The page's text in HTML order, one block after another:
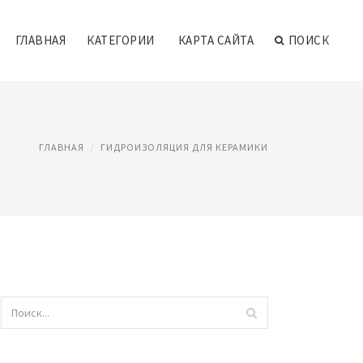
ГЛАВНАЯ КАТЕГОРИИ КАРТА САЙТА ПОИСК
ГЛАВНАЯ ГИДРОИЗОЛЯЦИЯ ДЛЯ КЕРАМИКИ